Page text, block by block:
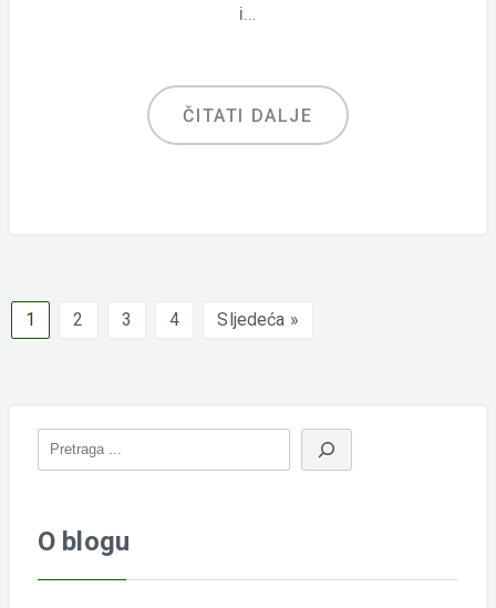
i…
ČITATI DALJE
1 2 3 4 Sljedeća »
O blogu